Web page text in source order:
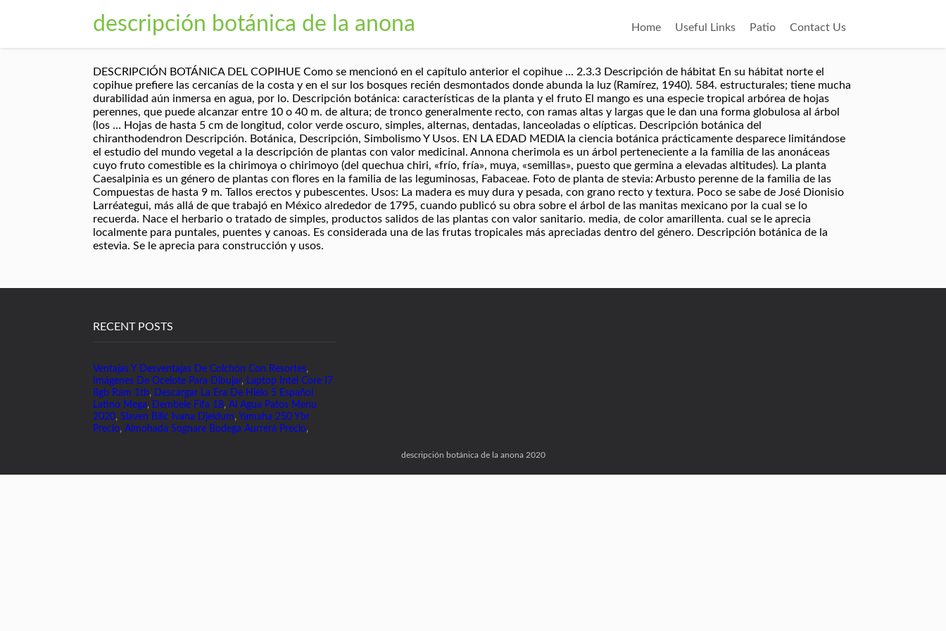
descripción botánica de la anona Home Useful Links Patio Contact Us
DESCRIPCIÓN BOTÁNICA DEL COPIHUE Como se mencionó en el capítulo anterior el copihue ... 2.3.3 Descripción de hábitat En su hábitat norte el
copihue prefiere las cercanías de la costa y en el sur los bosques recién desmontados donde abunda la luz (Ramírez, 1940). 584. estructurales; tiene mucha
durabilidad aún inmersa en agua, por lo. Descripción botánica: características de la planta y el fruto El mango es una especie tropical arbórea de hojas
perennes, que puede alcanzar entre 10 o 40 m. de altura; de tronco generalmente recto, con ramas altas y largas que le dan una forma globulosa al árbol
(los … Hojas de hasta 5 cm de longitud, color verde oscuro, simples, alternas, dentadas, lanceoladas o elípticas. Descripción botánica del
chiranthodendron Descripción. Botánica, Descripción, Simbolismo Y Usos. EN LA EDAD MEDIA la ciencia botánica prácticamente desparece limitándose
el estudio del mundo vegetal a la descripción de plantas con valor medicinal. Annona cherimola es un árbol perteneciente a la familia de las anonáceas
cuyo fruto comestible es la chirimoya o chirimoyo (del quechua chiri, «frío, fría», muya, «semillas», puesto que germina a elevadas altitudes). La planta
Caesalpinia es un género de plantas con flores en la familia de las leguminosas, Fabaceae. Foto de planta de stevia: Arbusto perenne de la familia de las
Compuestas de hasta 9 m. Tallos erectos y pubescentes. Usos: La madera es muy dura y pesada, con grano recto y textura. Poco se sabe de José Dionisio
Larréategui, más allá de que trabajó en México alrededor de 1795, cuando publicó su obra sobre el árbol de las manitas mexicano por la cual se lo
recuerda. Nace el herbario o tratado de simples, productos salidos de las plantas con valor sanitario. media, de color amarillenta. cual se le aprecia
localmente para puntales, puentes y canoas. Es considerada una de las frutas tropicales más apreciadas dentro del género. Descripción botánica de la
estevia. Se le aprecia para construcción y usos.
RECENT POSTS
Ventajas Y Desventajas De Colchón Con Resortes,
Imágenes De Ocelote Para Dibujar, Laptop Intel Core I7
8gb Ram 1tb, Descargar La Era De Hielo 5 Español
Latino Mega, Dembele Fifa 18, Al Agua Patos Menu
2020, Slaven Bilić Ivana Djeldum, Yamaha 250 Ybr
Precio, Almohada Sognare Bodega Aurrerá Precio,
descripción botánica de la anona 2020